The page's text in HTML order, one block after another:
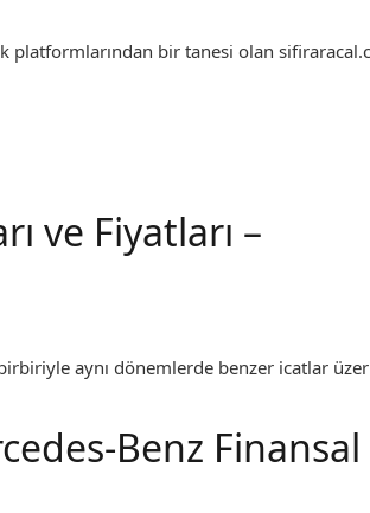
platformlarından bir tanesi olan
ve Fiyatları –
aynı dönemlerde benzer icatlar
Benz Finansal